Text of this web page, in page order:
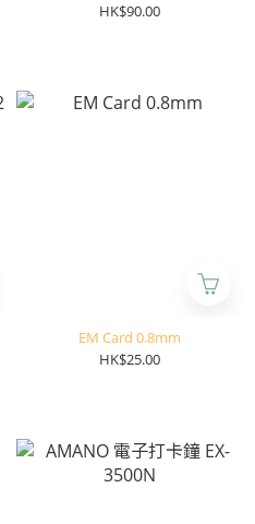
HK$90.00
EM Card 0.8mm
HK$25.00